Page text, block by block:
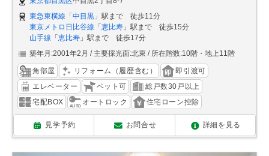
東急東横線 「 中目黒 」駅まで 徒歩11分
東京メトロ日比谷線 「 恵比寿 」駅まで 徒歩15分
山手線 「 恵比寿 」駅まで 徒歩17分
築年月:2001年2月
主要採光面:北東 所在階数:10階・地上11階
角部屋 リフォーム（履歴含む）
即引渡可
エレベーター
ペット可
総戸数30戸以上
宅配BOX
オートロック 住宅ローン控除
見学予約 お問合せ 詳細を見る